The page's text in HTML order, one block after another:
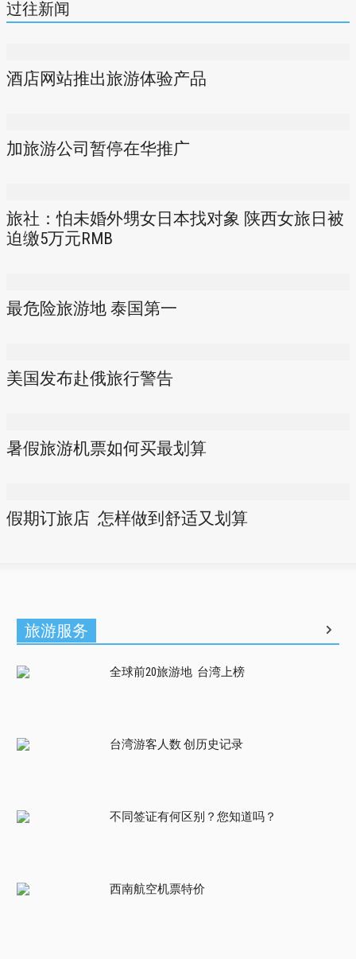
过往新闻
酒店网站推出旅游体验产品
加旅游公司暂停在华推广
旅社：怕未婚外甥女日本找对象 陕西女旅日被
迫缴5万元RMB
最危险旅游地 泰国第一
美国发布赴俄旅行警告
暑假旅游机票如何买最划算
假期订旅店 怎样做到舒适又划算
旅游服务
全球前20旅游地 台湾上榜
台湾游客人数 创历史记录
不同签证有何区别？您知道吗？
西南航空机票特价